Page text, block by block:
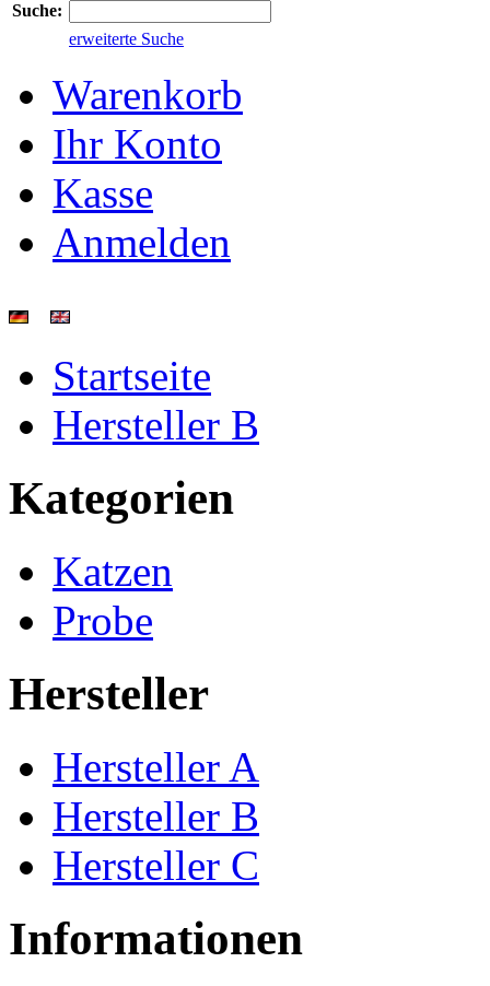
Suche:
erweiterte Suche
Warenkorb
Ihr Konto
Kasse
Anmelden
Startseite
Hersteller B
Kategorien
Katzen
Probe
Hersteller
Hersteller A
Hersteller B
Hersteller C
Informationen